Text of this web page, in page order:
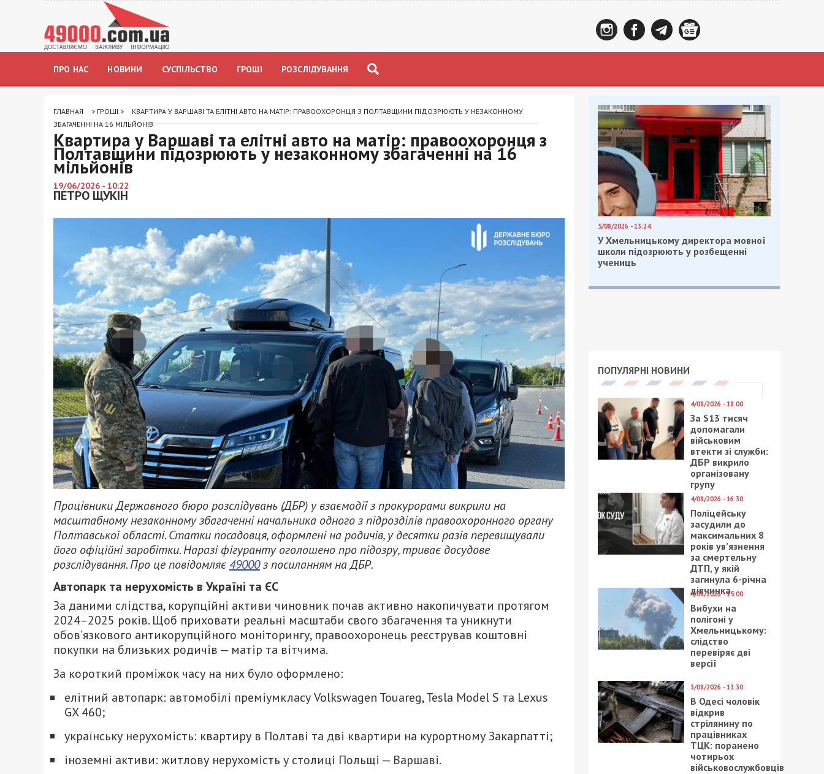
ПРО НАС НОВИНИ СУСПІЛЬСТВО ГРОШІ РОЗСЛІДУВАННЯ
ГЛАВНАЯ > ГРОШІ >
КВАРТИРА У ВАРШАВІ ТА ЕЛІТНІ АВТО НА МАТІР: ПРАВООХОРОНЦЯ З ПОЛТАВЩИНИ ПІДОЗРЮЮТЬ У НЕЗАКОННОМУ
ЗБАГАЧЕННІ НА 16 МІЛЬЙОНІВ
Квартира у Варшаві та елітні авто на матір: правоохоронця з
Полтавщини підозрюють у незаконному збагаченні на 16
мільйонів
19/06/2026 - 10:22
ПЕТРО ЩУКІН
Працівники Державного бюро розслідувань (ДБР) у взаємодії з прокурорами викрили на
масштабному незаконному збагаченні начальника одного з підрозділів правоохоронного органу
Полтавської області. Статки посадовця, оформлені на родичів, у десятки разів перевищували
його офіційні заробітки. Наразі фігуранту оголошено про підозру, триває досудове
розслідування. Про це повідомляє49000з посиланням на ДБР.
Автопарк та нерухомість в Україні та ЄС
За даними слідства, корупційні активи чиновник почав активно накопичувати протягом
2024–2025 років. Щоб приховати реальні масштаби свого збагачення та уникнути
обов’язкового антикорупційного моніторингу, правоохоронець реєстрував коштовні
покупки на близьких родичів — матір та вітчима.
За короткий проміжок часу на них було оформлено:
елітний автопарк: автомобілі преміумкласу Volkswagen Touareg, Tesla Model S та Lexus
GX 460;
українську нерухомість: квартиру в Полтаві та дві квартири на курортному Закарпатті;
іноземні активи: житлову нерухомість у столиці Польщі — Варшаві.
5/08/2026 - 13:24
У Хмельницькому директора мовної
школи підозрюють у розбещенні
учениць
ПОПУЛЯРНІ НОВИНИ
4/08/2026 - 18:00
За $13 тисяч
допомагали
військовим
втекти зі служби:
ДБР викрило
організовану
групу
4/08/2026 - 16:30
Поліцейську
засудили до
максимальних 8
років ув’язнення
за смертельну
ДТП, у якій
загинула 6-річна
дівчинка
4/08/2026 - 15:00
Вибухи на
полігоні у
Хмельницькому:
слідство
перевіряє дві
версії
3/08/2026 - 13:30
В Одесі чоловік
відкрив
стрілянину по
працівниках
ТЦК: поранено
чотирьох
військовослужбовців